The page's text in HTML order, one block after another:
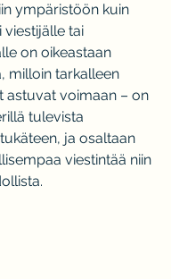
ympäristöön kuin
viestijälle tai
on oikeastaan
milloin tarkalleen
astuvat voimaan – on
tulevista
ja osaltaan
viestintää niin